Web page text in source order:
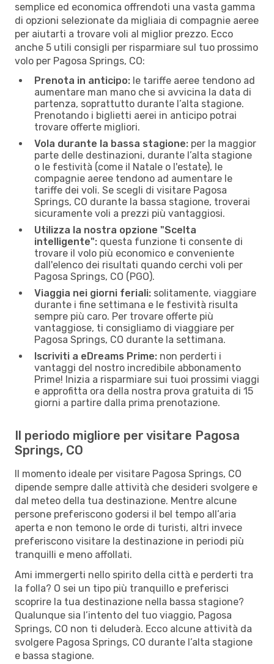
semplice ed economica offrendoti una vasta gamma
di opzioni selezionate da migliaia di compagnie aeree
per aiutarti a trovare voli al miglior prezzo. Ecco
anche 5 utili consigli per risparmiare sul tuo prossimo
volo per Pagosa Springs, CO:
Prenota in anticipo: le tariffe aeree tendono ad
aumentare man mano che si avvicina la data di
partenza, soprattutto durante l’alta stagione.
Prenotando i biglietti aerei in anticipo potrai
trovare offerte migliori.
Vola durante la bassa stagione: per la maggior
parte delle destinazioni, durante l’alta stagione
o le festività (come il Natale o l'estate), le
compagnie aeree tendono ad aumentare le
tariffe dei voli. Se scegli di visitare Pagosa
Springs, CO durante la bassa stagione, troverai
sicuramente voli a prezzi più vantaggiosi.
Utilizza la nostra opzione "Scelta
intelligente": questa funzione ti consente di
trovare il volo più economico e conveniente
dall'elenco dei risultati quando cerchi voli per
Pagosa Springs, CO (PGO).
Viaggia nei giorni feriali: solitamente, viaggiare
durante i fine settimana e le festività risulta
sempre più caro. Per trovare offerte più
vantaggiose, ti consigliamo di viaggiare per
Pagosa Springs, CO durante la settimana.
Iscriviti a eDreams Prime: non perderti i
vantaggi del nostro incredibile abbonamento
Prime! Inizia a risparmiare sui tuoi prossimi viaggi
e approfitta ora della nostra prova gratuita di 15
giorni a partire dalla prima prenotazione.
Il periodo migliore per visitare Pagosa
Springs, CO
Il momento ideale per visitare Pagosa Springs, CO
dipende sempre dalle attività che desideri svolgere e
dal meteo della tua destinazione. Mentre alcune
persone preferiscono godersi il bel tempo all’aria
aperta e non temono le orde di turisti, altri invece
preferiscono visitare la destinazione in periodi più
tranquilli e meno affollati.
Ami immergerti nello spirito della città e perderti tra
la folla? O sei un tipo più tranquillo e preferisci
scoprire la tua destinazione nella bassa stagione?
Qualunque sia l’intento del tuo viaggio, Pagosa
Springs, CO non ti deluderà. Ecco alcune attività da
svolgere Pagosa Springs, CO durante l’alta stagione
e bassa stagione.